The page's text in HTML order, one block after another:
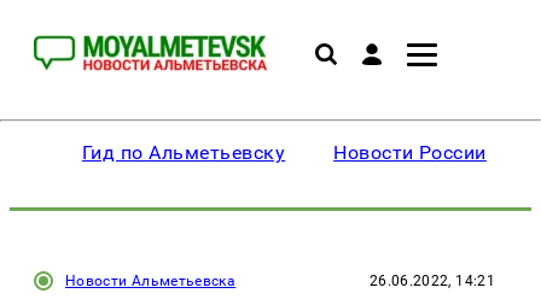
Гид по Альметьевску Новости России
Новости Альметьевска 26.06.2022, 14:21